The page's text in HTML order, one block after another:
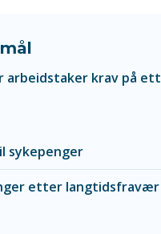
arbeidstaker krav på
sykepenger
etter langtidsfravær